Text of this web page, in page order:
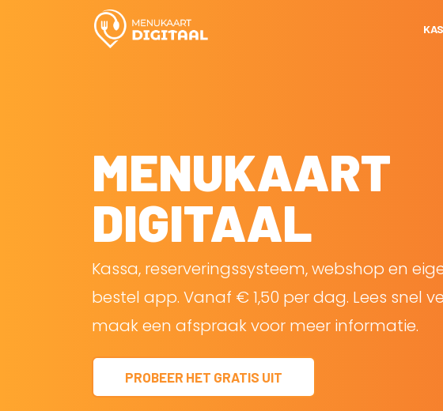
MENUKAART
DIGITAAL
Kassa, reserveringssysteem, webshop en
bestel app. Vanaf € 1,50 per dag. Lees snel
maak een afspraak voor meer informatie.
PROBEER HET GRATIS UIT